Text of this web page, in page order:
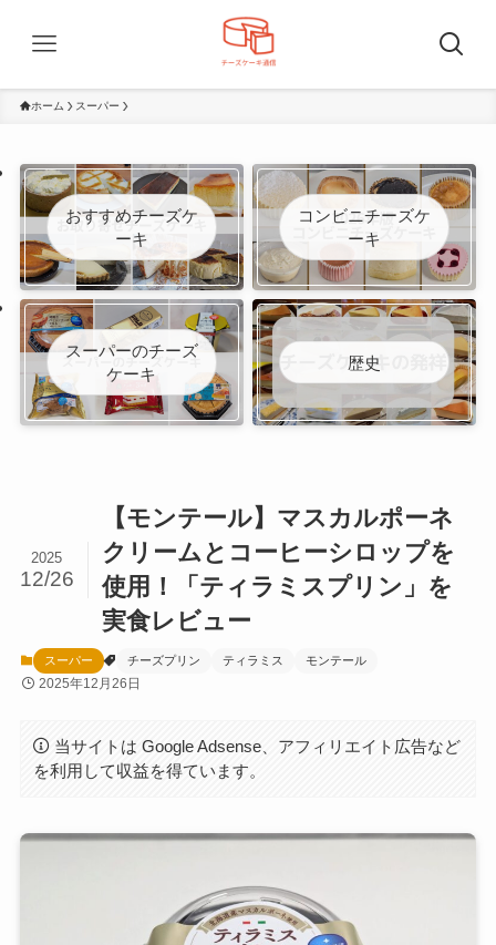
ホーム スーパー
おすすめチーズケ
ーキ
コンビニチーズケ
ーキ
スーパーのチーズ
ケーキ
歴史
【モンテール】マスカルポーネ
クリームとコーヒーシロップを
使用！「ティラミスプリン」を
実食レビュー
2025
12/26
スーパー チーズプリン ティラミス モンテール
2025年12月26日
当サイトは Google Adsense、アフィリエイト広告など
を利用して収益を得ています。